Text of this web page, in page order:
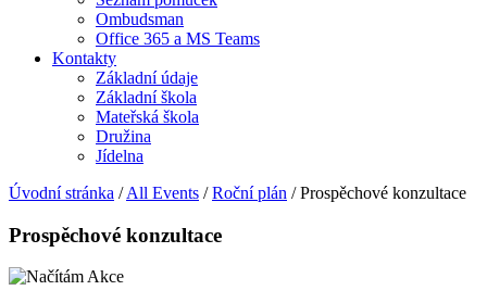
Ombudsman
Office 365 a MS Teams
Kontakty
Základní údaje
Základní škola
Mateřská škola
Družina
Jídelna
Úvodní stránka /All Events /Roční plán /Prospěchové konzultace
Prospěchové konzultace